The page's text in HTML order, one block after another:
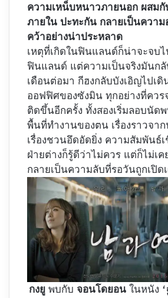
ความเหน็บหนาวภายนอก ผสมกั
ภายใน ปะทะกัน กลายเป็นควา
คว้าอย่างน่าประหลาด
เหตุที่เกิดในฟินแลนด์ก็น่าจะจบ
ฟินแลนด์ แต่ความเป็นจริงมันกลั
เดือนต่อมา กีฮงกลับบังเอิญไปเดิ
ออฟฟิศของซังมิน ทุกอย่างที่ควร
ติดขึ้นอีกครั้ง ทั้งสองเริ่มลอบนัด
พื้นที่ทำงานของตน เรื่องราวจา
เรื่องชวนอึดอัดยิ่ง ความสัมพันธ์
ฝ่ายต่างก็รู้ดีว่าไม่ควร แต่ก็ไม่เค
กลายเป็นความลับที่รอวันถูกเปิด
กงยู พบกับ จอนโดยอน ในหนัง